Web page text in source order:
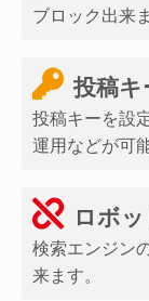
ブロック出来
投稿キ
投稿キーを設
運用などが可能
ロボ
検索エンジン
来ます。